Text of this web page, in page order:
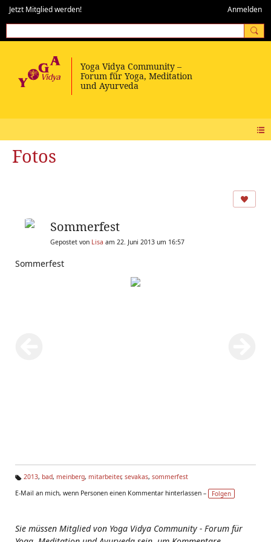
Jetzt Mitglied werden! Anmelden
Fotos
Sommerfest
Gepostet von Lisa am 22. Juni 2013 um 16:57
Sommerfest
g
2013, bad, meinberg, mitarbeiter, sevakas, sommerfest
E-Mail an mich, wenn Personen einen Kommentar hinterlassen –
Folgen
Sie müssen Mitglied von Yoga Vidya Community - Forum für